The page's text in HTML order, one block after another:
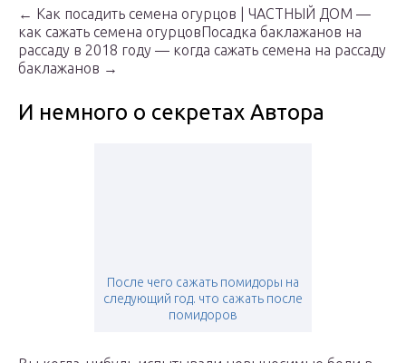
← Как посадить семена огурцов | ЧАСТНЫЙ ДОМ —
как сажать семена огурцовПосадка баклажанов на
рассаду в 2018 году — когда сажать семена на рассаду
баклажанов →
И немного о секретах Автора
После чего сажать помидоры на
следующий год. что сажать после
помидоров